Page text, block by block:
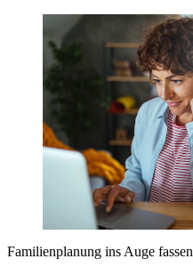
Familienplanung ins Auge fassen